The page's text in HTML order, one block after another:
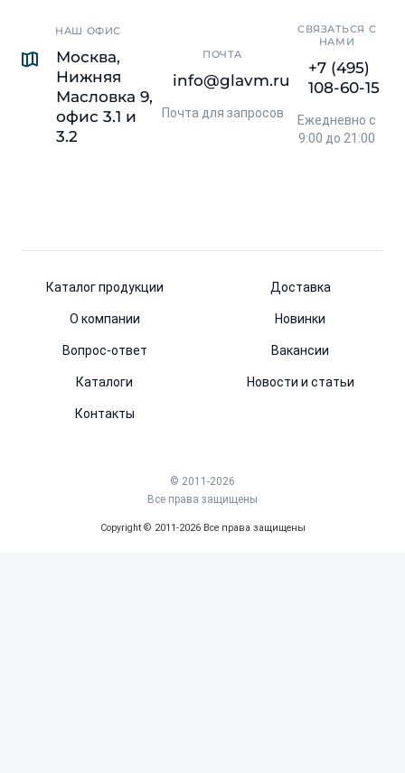
НАШ ОФИС
Москва,
Нижняя
Масловка 9,
офис 3.1 и
3.2
ПОЧТА
info@glavm.ru
Почта для запросов
СВЯЗАТЬСЯ С
НАМИ
+7 (495)
108-60-15
Ежедневно с
9:00 до 21:00
Каталог продукции Доставка
О компании Новинки
Вопрос-ответ Вакансии
Каталоги Новости и статьи
Контакты
© 2011-2026
Все права защищены
Copyright © 2011-2026 Все права защищены